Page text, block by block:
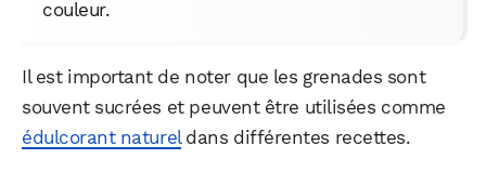
couleur.
Il est important de noter que les grenades sont
souvent sucrées et peuvent être utilisées comme
édulcorant natureldans différentes recettes.